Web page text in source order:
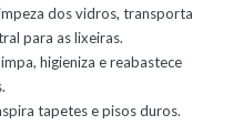
dos vidros, transporta
para as lixeiras.
higieniza e reabastece
tapetes e pisos duros.